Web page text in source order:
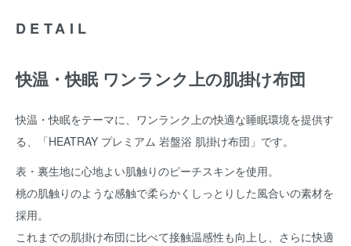
DETAIL
快温・快眠 ワンランク上の肌掛け布団
快温・快眠をテーマに、ワンランク上の快適な睡眠環境を提供す
る、「HEATRAY プレミアム 岩盤浴 肌掛け布団」です。
表・裏生地に心地よい肌触りのピーチスキンを使用。
桃の肌触りのような感触で柔らかくしっとりした風合いの素材を
採用。
これまでの肌掛け布団に比べて接触温感性も向上し、さらに快適